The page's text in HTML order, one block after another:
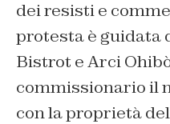
dei resisti e
protesta è guidata
Bistrot e Arci
commissionario il
con la proprietà